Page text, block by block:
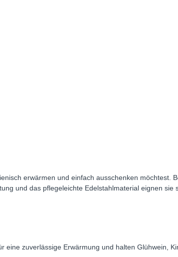
erwärmen und einfach ausschenken möchtest.
und das pflegeleichte Edelstahlmaterial eignen sie
zuverlässige Erwärmung und halten Glühwein,